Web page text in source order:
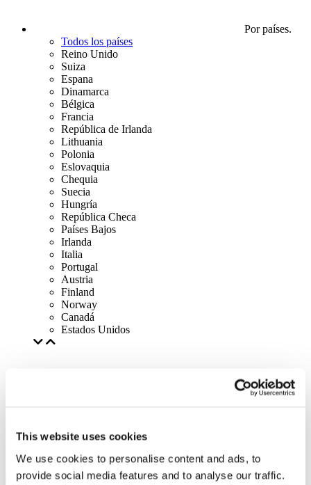
This website uses cookies
We use cookies to personalise content and ads, to
provide social media features and to analyse our traffic.
Por países.
Todos los países
Reino Unido
Suiza
Espana
Dinamarca
Bélgica
Francia
República de Irlanda
Lithuania
Polonia
Eslovaquia
Chequia
Suecia
Hungría
República Checa
Países Bajos
Irlanda
Italia
Portugal
Austria
Finland
Norway
Canadá
Estados Unidos